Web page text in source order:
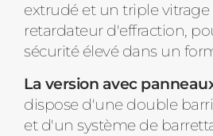
extrudé et un triple vitrage
retardateur d'effraction,
sécurité élevé dans un
La version avec
dispose d'une double
et d'un système de